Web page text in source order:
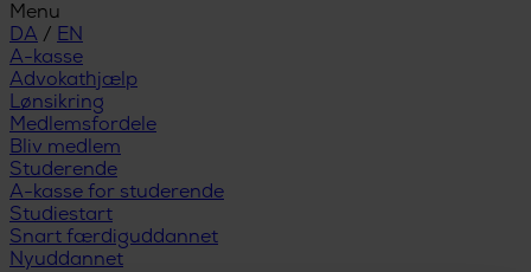
Menu
DA / EN
A-kasse
Advokathjælp
Lønsikring
Medlemsfordele
Bliv medlem
Studerende
A-kasse for studerende
Studiestart
Snart færdiguddannet
Nyuddannet